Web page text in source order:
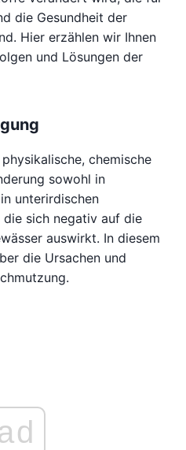
die Gesundheit der
Hier erzählen wir Ihnen
und Lösungen der
chemische
sowohl in
unterirdischen
sich negativ auf die
auswirkt. In diesem
die Ursachen und